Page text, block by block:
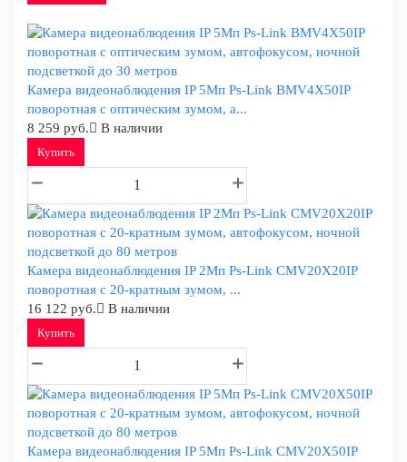
Камера видеонаблюдения IP 5Мп Ps-Link BMV4X50IP
поворотная с оптическим зумом, а...
8 259 руб.
В наличии
Купить
Камера видеонаблюдения IP 2Мп Ps-Link CMV20X20IP
поворотная с 20-кратным зумом, ...
16 122 руб.
В наличии
Купить
Камера видеонаблюдения IP 5Мп Ps-Link CMV20X50IP